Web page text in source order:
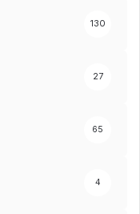
130
27
65
4